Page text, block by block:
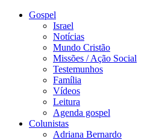
Gospel
Israel
Notícias
Mundo Cristão
Missões / Ação Social
Testemunhos
Família
Vídeos
Leitura
Agenda gospel
Colunistas
Adriana Bernardo